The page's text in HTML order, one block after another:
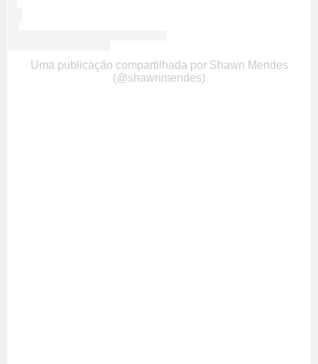
Uma publicação compartilhada por Shawn Mendes
(@shawnmendes)